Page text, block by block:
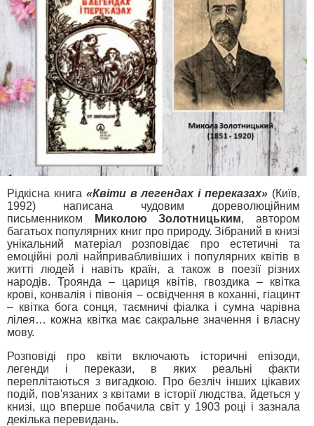
Рідкісна книга «Квіти в легендах і переказах» (Київ,
1992) написана чудовим дореволюційним
письменником
Миколою Золотницьким, автором
багатьох популярних книг про природу. Зібраний в книзі
унікальний матеріал розповідає про естетичні та
емоційні ролі найпривабливіших і популярних квітів в
житті людей і навіть країн, а також в поезії різних
народів. Троянда – цариця квітів, гвоздика – квітка
крові, конвалія і півонія – освідчення в коханні, гіацинт
– квітка бога сонця, таємничі фіалка і сумна чарівна
лілея… кожна квітка має сакральне значення і власну
мову.
Розповіді про квіти включають історичні епізоди,
легенди і перекази, в яких реальні факти
переплітаються з вигадкою. Про безліч інших цікавих
подій, пов'язаних з квітами в історії людства, йдеться у
книзі, що вперше побачила світ у 1903 році і зазнала
декілька перевидань.